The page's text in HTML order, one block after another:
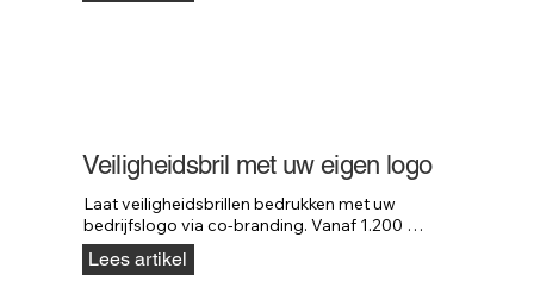
Veiligheidsbril met uw eigen logo
Laat veiligheidsbrillen bedrukken met uw
bedrijfslogo via co-branding. Vanaf 1.200
stuks, na technische beoordeling van model en
logo.
Lees artikel